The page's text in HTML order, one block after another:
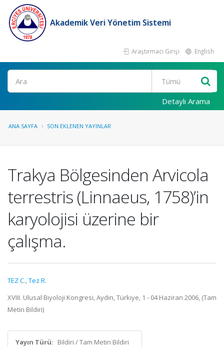
Akademik Veri Yönetim Sistemi
Araştırmacı Girişi English
Ara
Detaylı Arama
ANA SAYFA SON EKLENEN YAYINLAR
Trakya Bölgesinden Arvicola
terrestris (Linnaeus, 1758)’in
karyolojisi üzerine bir
çalışma.
TEZ C.,Tez R.
XVIII. Ulusal Biyoloji Kongresi, Aydın, Türkiye, 1 - 04 Haziran 2006, (Tam
Metin Bildiri)
Yayın Türü: Bildiri / Tam Metin Bildiri